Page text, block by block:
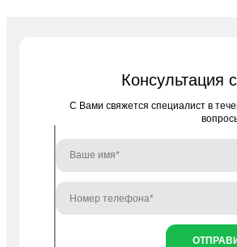
Консультация
C Вами свяжется специалист в